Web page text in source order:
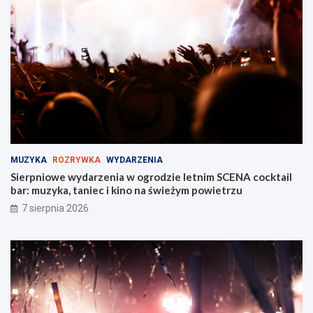
n
t
w
Z
a
b
r
z
u
!
t
r
a
ż
y
M
i
e
s
e
j
w
Z
r
u
MUZYKA ROZRYWKA WYDARZENIA
Sierpniowe wydarzenia w ogrodzie letnim SCENA cocktail
bar: muzyka, taniec i kino na świeżym powietrzu
7 sierpnia 2026